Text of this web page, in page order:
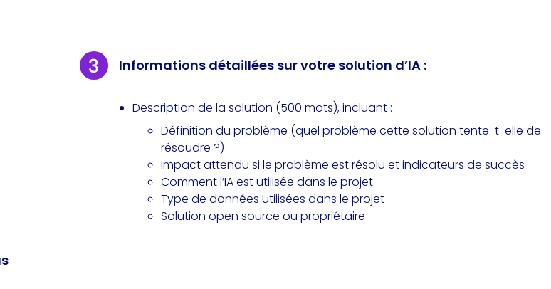
Informations détaillées sur votre solution d’IA :
Description de la solution (500 mots), incluant :
Définition du problème (quel problème cette solution tente-t-elle de
résoudre ?)
Impact attendu si le problème est résolu et indicateurs de succès
Comment l’IA est utilisée dans le projet
Type de données utilisées dans le projet
Solution open source ou propriétaire